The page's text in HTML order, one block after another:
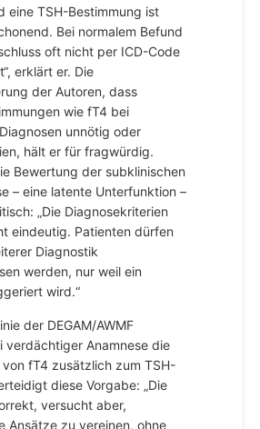
eine TSH-Bestimmung ist
Bei normalem Befund
oft nicht per ICD-Code
erklärt er. Die
der Autoren, dass
wie fT4 bei
unnötig oder
hält er für fragwürdig.
Bewertung der subklinischen
– eine latente Unterfunktion –
„Die Diagnosekriterien
eindeutig. Patienten dürfen
Diagnostik
werden, nur weil ein
wird.“
der DEGAM/AWMF
verdächtiger Anamnese die
von fT4 zusätzlich zum TSH-
diese Vorgabe: „Die
versucht aber,
Ansätze zu vereinen, ohne